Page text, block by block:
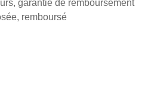
garantie de remboursement
remboursé